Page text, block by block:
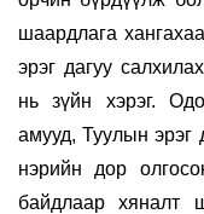
шаардлага
эрэг дагуу
нь зүйн хэрэг.
амууд, Туулын эрэг
нэрийн дор
байдлаар хяналт